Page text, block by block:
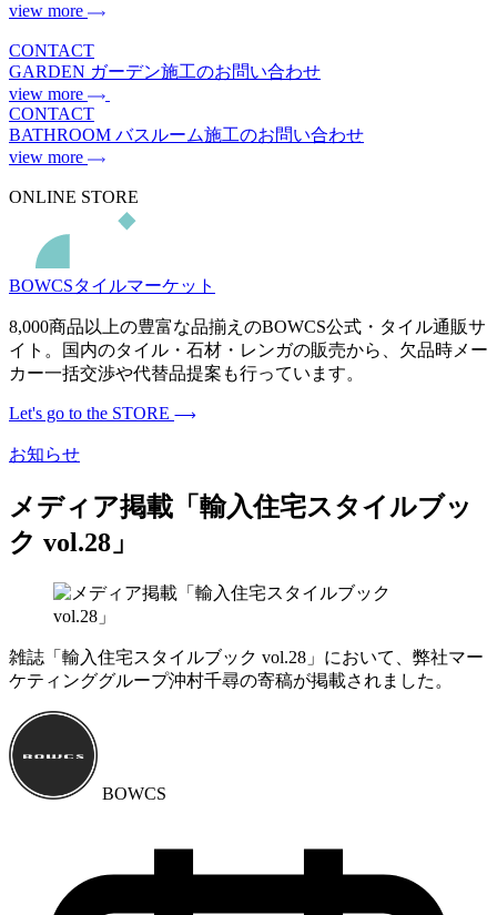
view more
CONTACT
GARDEN ガーデン施工のお問い合わせ
view more
CONTACT
BATHROOM バスルーム施工のお問い合わせ
view more
ONLINE STORE
BOWCSタイルマーケット
8,000商品以上の豊富な品揃えのBOWCS公式・タイル通販サ
イト。国内のタイル・石材・レンガの販売から、欠品時メー
カー一括交渉や代替品提案も行っています。
Let's go to the STORE
お知らせ
メディア掲載「輸入住宅スタイルブッ
ク vol.28」
雑誌「輸入住宅スタイルブック vol.28」において、弊社マー
ケティンググループ沖村千尋の寄稿が掲載されました。
BOWCS